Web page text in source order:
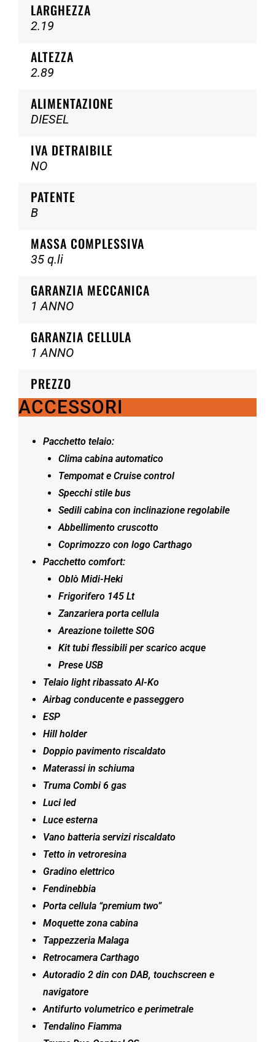
LARGHEZZA
2.19
ALTEZZA
2.89
ALIMENTAZIONE
DIESEL
IVA DETRAIBILE
NO
PATENTE
B
MASSA COMPLESSIVA
35 q.li
GARANZIA MECCANICA
1 ANNO
GARANZIA CELLULA
1 ANNO
PREZZO
ACCESSORI
Pacchetto telaio:
Clima cabina automatico
Tempomat e Cruise control
Specchi stile bus
Sedili cabina con inclinazione regolabile
Abbellimento cruscotto
Coprimozzo con logo Carthago
Pacchetto comfort:
Oblò Midi-Heki
Frigorifero 145 Lt
Zanzariera porta cellula
Areazione toilette SOG
Kit tubi flessibili per scarico acque
Prese USB
Telaio light ribassato Al-Ko
Airbag conducente e passeggero
ESP
Hill holder
Doppio pavimento riscaldato
Materassi in schiuma
Truma Combi 6 gas
Luci led
Luce esterna
Vano batteria servizi riscaldato
Tetto in vetroresina
Gradino elettrico
Fendinebbia
Porta cellula “premium two”
Moquette zona cabina
Tappezzeria Malaga
Retrocamera Carthago
Autoradio 2 din con DAB, touchscreen e
navigatore
Antifurto volumetrico e perimetrale
Tendalino Fiamma